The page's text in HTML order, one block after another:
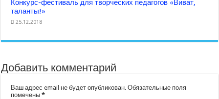
Конкурс-фестиваль для творческих педагогов «Виват,
таланты!»
25.12.2018
Добавить комментарий
Ваш адрес email не будет опубликован. Обязательные поля
помечены*